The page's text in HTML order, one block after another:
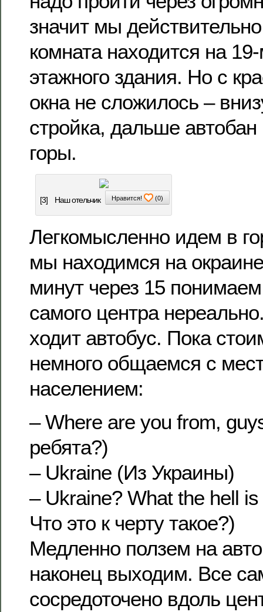
значит мы
комната находится на
этажного здания. Но с
окна не сложилось –
стройка, дальше автобан
горы.
[3] Наш отельчик Нравится! (0)
Легкомысленно идем в
мы находимся на
минут через 15
самого центра
ходит автобус. Пока
немного общаемся с
населением:
– Where are you from,
ребята?)
– Ukraine (Из Украины)
– Ukraine? What the hell
Что это к черту такое?)
Медленно ползем на
наконец выходим. Все
сосредоточено вдоль